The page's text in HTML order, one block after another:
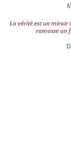
La véri­té est un miroir
ramasse un